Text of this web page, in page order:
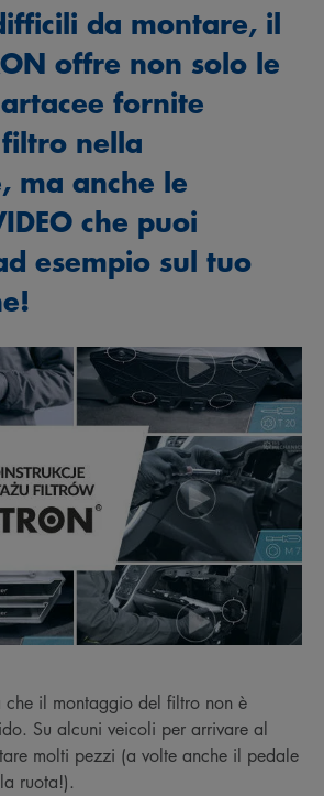
da montare, il
offre non solo le
fornite
nella
ma anche le
che puoi
esempio sul tuo
il montaggio del filtro non è
Su alcuni veicoli per arrivare al
molti pezzi (a volte anche il pedale
ruota!).